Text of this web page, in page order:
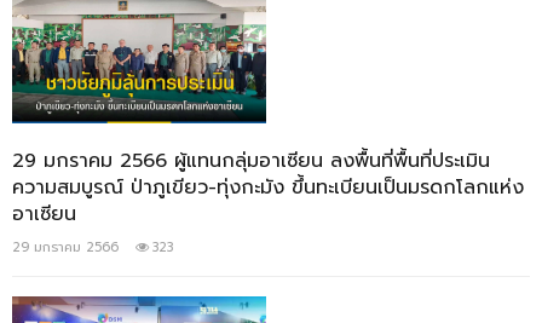
29 มกราคม 2566 ผู้แทนกลุ่มอาเซียน ลงพื้นที่พื้นที่ประเมิน
ความสมบูรณ์ ป่าภูเขียว-ทุ่งกะมัง ขึ้นทะเบียนเป็นมรดกโลกแห่ง
อาเซียน
29 มกราคม 2566 323